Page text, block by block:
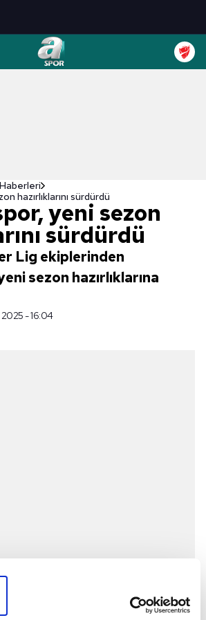
hazırlıklarını sürdürdü
yeni sezon
sürdürdü
Lig ekiplerinden
sezon hazırlıklarına
- 16:04
Asan Tesisleri'nde antrenman